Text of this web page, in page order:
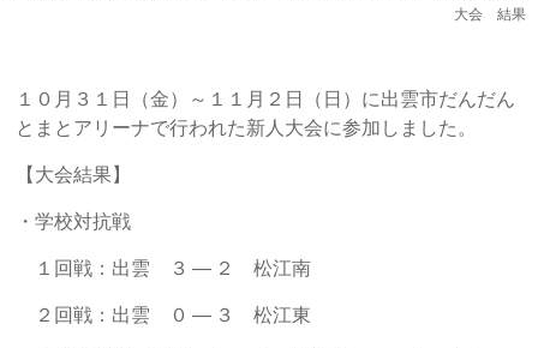
大会 結果
１０月３１日（金）～１１月２日（日）に出雲市だんだん
とまとアリーナで行われた新人大会に参加しました。
【大会結果】
・学校対抗戦
１回戦：出雲 ３ ― ２ 松江南
２回戦：出雲 ０ ― ３ 松江東